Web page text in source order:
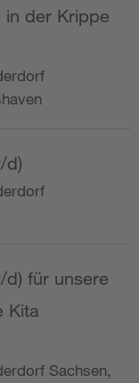
in der Krippe
d)
d) für unsere
Kita
Sachsen,